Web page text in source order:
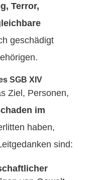
Terror,
geschädigt
SGB XIV
Ziel, Personen,
im
haben,
sind: